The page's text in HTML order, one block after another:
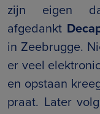
zijn eigen
afgedankt
in Zeebrugge.
er veel
en opstaan
praat. Later